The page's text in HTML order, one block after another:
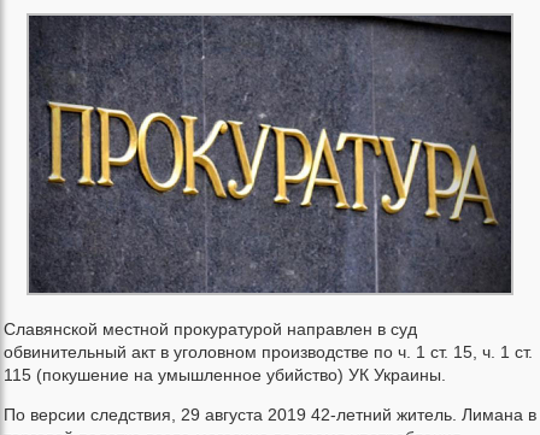
Славянской местной прокуратурой направлен в суд
обвинительный акт в уголовном производстве по ч. 1 ст. 15, ч. 1 ст.
115 (покушение на умышленное убийство) УК Украины.
По версии следствия, 29 августа 2019 42-летний житель. Лимана в